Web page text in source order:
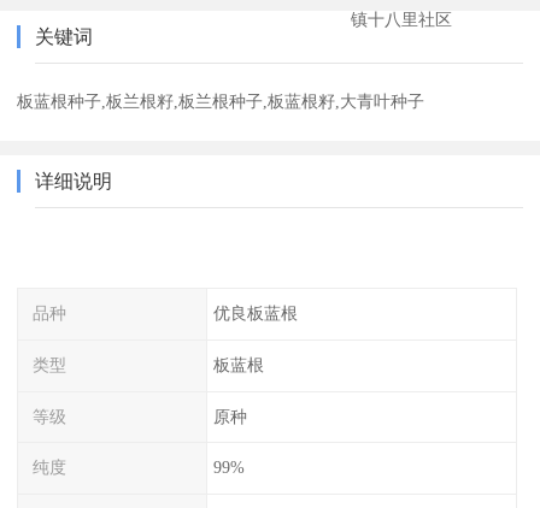
镇十八里社区
关键词
板蓝根种子,板兰根籽,板兰根种子,板蓝根籽,大青叶种子
详细说明
品种 优良板蓝根
类型 板蓝根
等级 原种
纯度 99%